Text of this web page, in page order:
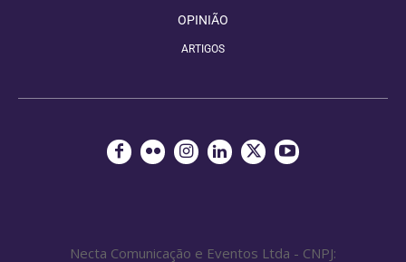
OPINIÃO
ARTIGOS
Necta Comunicação e Eventos Ltda - CNPJ: